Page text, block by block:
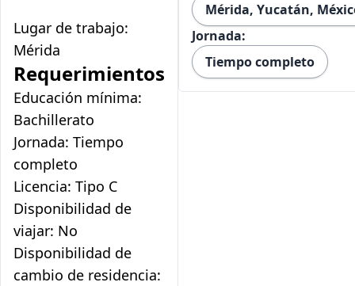
Lugar de trabajo:
Mérida
Requerimientos
Educación mínima:
Bachillerato
Jornada: Tiempo
completo
Licencia: Tipo C
Disponibilidad de
viajar: No
Disponibilidad de
cambio de residencia:
Mérida, Yucatán,
Jornada:
Tiempo completo